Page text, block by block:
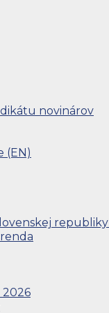
novinárov
(EN)
republiky